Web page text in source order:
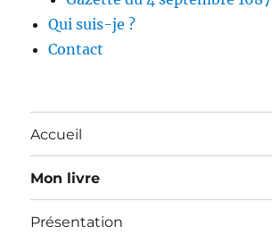
Qui suis-je ?
Contact
Accueil
Mon livre
Présentation